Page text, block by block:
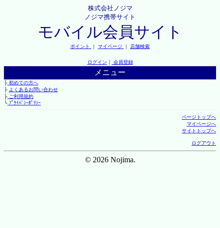
株式会社ノジマ
ノジマ携帯サイト
モバイル会員サイト
ポイント ｜ マイページ ｜ 店舗検索
ログイン ｜ 会員登録
メニュー
├初めての方へ
├ よくあるお問い合わせ
├ご利用規約
└ﾌﾟﾗｲﾊﾞｼｰﾎﾟﾘｼｰ
ページトップへ
マイページへ
サイトトップへ
ログアウト
© 2026 Nojima.